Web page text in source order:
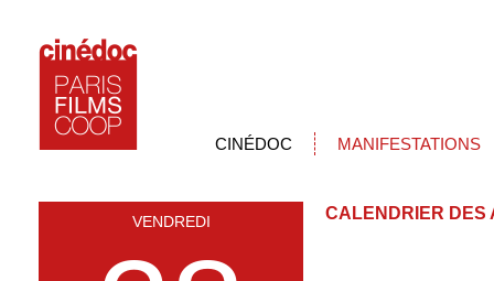
CINÉDOC MANIFESTATIONS
VENDREDI CALENDRIER DES